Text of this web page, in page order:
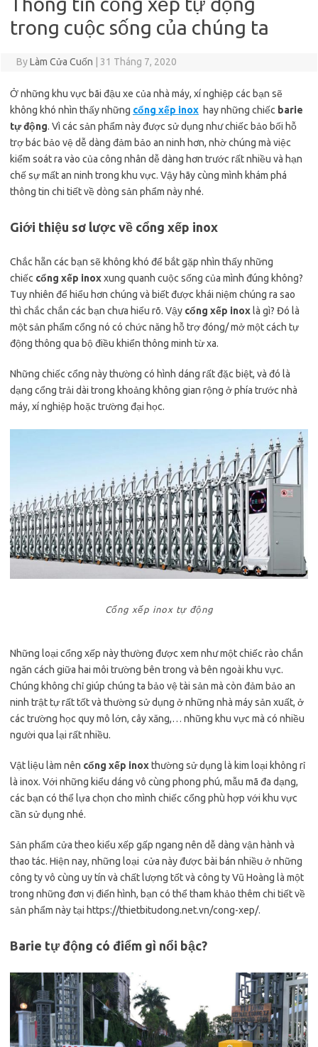
trong cuộc sống của chúng ta
ByLàm Cửa Cuốn 31 Tháng 7, 2020
Ở những khu vực bãi đậu xe của nhà máy, xí nghiệp các bạn sẽ
không khó nhìn thấy những cổng xếp inox hay những chiếc barie
tự động. Vì các sản phẩm này được sử dụng như chiếc bảo bối hỗ
trợ bác bảo vệ dễ dàng đảm bảo an ninh hơn, nhờ chúng mà việc
kiểm soát ra vào của công nhân dễ dàng hơn trước rất nhiều và hạn
chế sự mất an ninh trong khu vực. Vậy hãy cùng mình khám phá
thông tin chi tiết về dòng sản phẩm này nhé.
Giới thiệu sơ lược về cổng xếp inox
Chắc hẵn các bạn sẽ không khó để bắt gặp nhìn thấy những
chiếc cổng xếp inoxxung quanh cuộc sống của mình đúng không?
Tuy nhiên để hiểu hơn chúng và biết được khái niệm chúng ra sao
thì chắc chắn các bạn chưa hiểu rõ. Vậy cổng xếp inox là gì? Đó là
một sản phẩm cổng nó có chức năng hỗ trợ đóng/ mở một cách tự
động thông qua bộ điều khiển thông minh từ xa.
Những chiếc cổng này thường có hình dáng rất đặc biệt, và đó là
dạng cổng trải dài trong khoảng không gian rộng ở phía trước nhà
máy, xí nghiệp hoặc trường đại học.
Cổng xếp inox tự động
Những loại cổng xếp này thường được xem như một chiếc rào chắn
ngăn cách giữa hai môi trường bên trong và bên ngoài khu vực.
Chúng không chỉ giúp chúng ta bảo vệ tài sản mà còn đảm bảo an
ninh trật tự rất tốt và thường sử dụng ở những nhà máy sản xuất, ở
các trường học quy mô lớn, cây xăng,… những khu vực mà có nhiều
người qua lại rất nhiều.
Vật liệu làm nên cổng xếp inoxthường sử dụng là kim loại không rỉ
là inox. Với những kiểu dáng vô cùng phong phú, mẫu mã đa dạng,
các bạn có thể lựa chọn cho mình chiếc cổng phù hợp với khu vực
cần sử dụng nhé.
Sản phẩm cửa theo kiểu xếp gấp ngang nên dễ dàng vận hành và
thao tác. Hiện nay, những loại cửa này được bài bán nhiều ở những
công ty vô cùng uy tín và chất lượng tốt và công ty Vũ Hoàng là một
trong những đơn vị điển hình, bạn có thể tham khảo thêm chi tiết về
sản phẩm này tại https://thietbitudong.net.vn/cong-xep/.
Barie tự động có điểm gì nổi bậc?